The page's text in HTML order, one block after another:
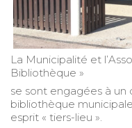
La Municipalité et
Bibliothèque »
se sont engagées à
bibliothèque
esprit « tiers-lieu ».